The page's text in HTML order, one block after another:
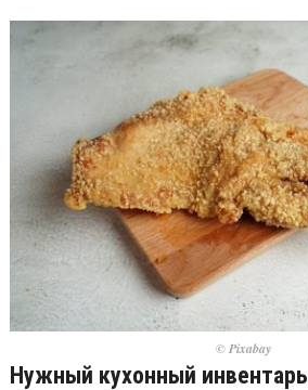
© Pixabay
Нужный кухонный инвентарь